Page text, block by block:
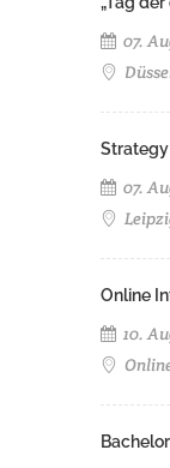
07.
07.
Online
10.